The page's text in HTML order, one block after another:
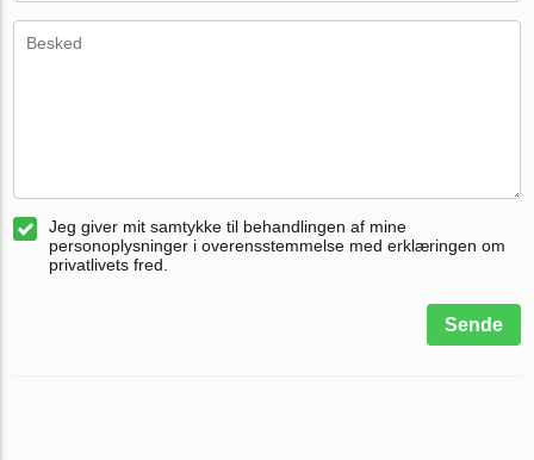
Jeg giver mit samtykke til behandlingen af mine
personoplysninger i overensstemmelse med erklæringen om
privatlivets fred.
Sende